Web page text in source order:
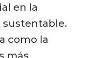
en la
sustentable.
como la